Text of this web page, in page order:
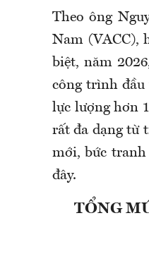
Theo ông
Nam (VACC),
biệt, năm
công trình đầu
lực lượng hơn
rất đa dạng từ
mới, bức tranh
đây.
TỔNG